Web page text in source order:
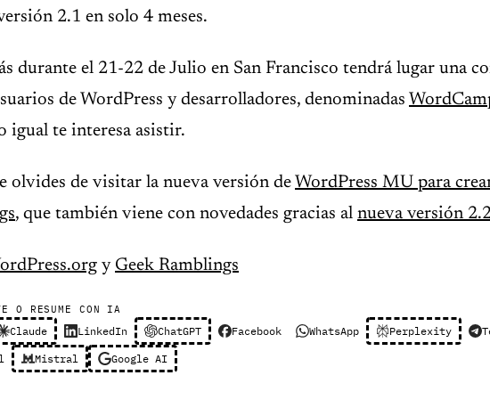
2.1 en solo 4 meses.
durante el 21-22 de Julio en San Francisco tendrá lugar una
de WordPress y desarrolladores, denominadas
igual te interesa asistir.
olvides de visitar la nueva versión de WordPress MU para
, que también viene con novedades gracias al nueva versión
y Geek Ramblings
O RESUME CON IA
Claude LinkedIn ChatGPT Facebook WhatsApp Perplexity
Mistral Google AI